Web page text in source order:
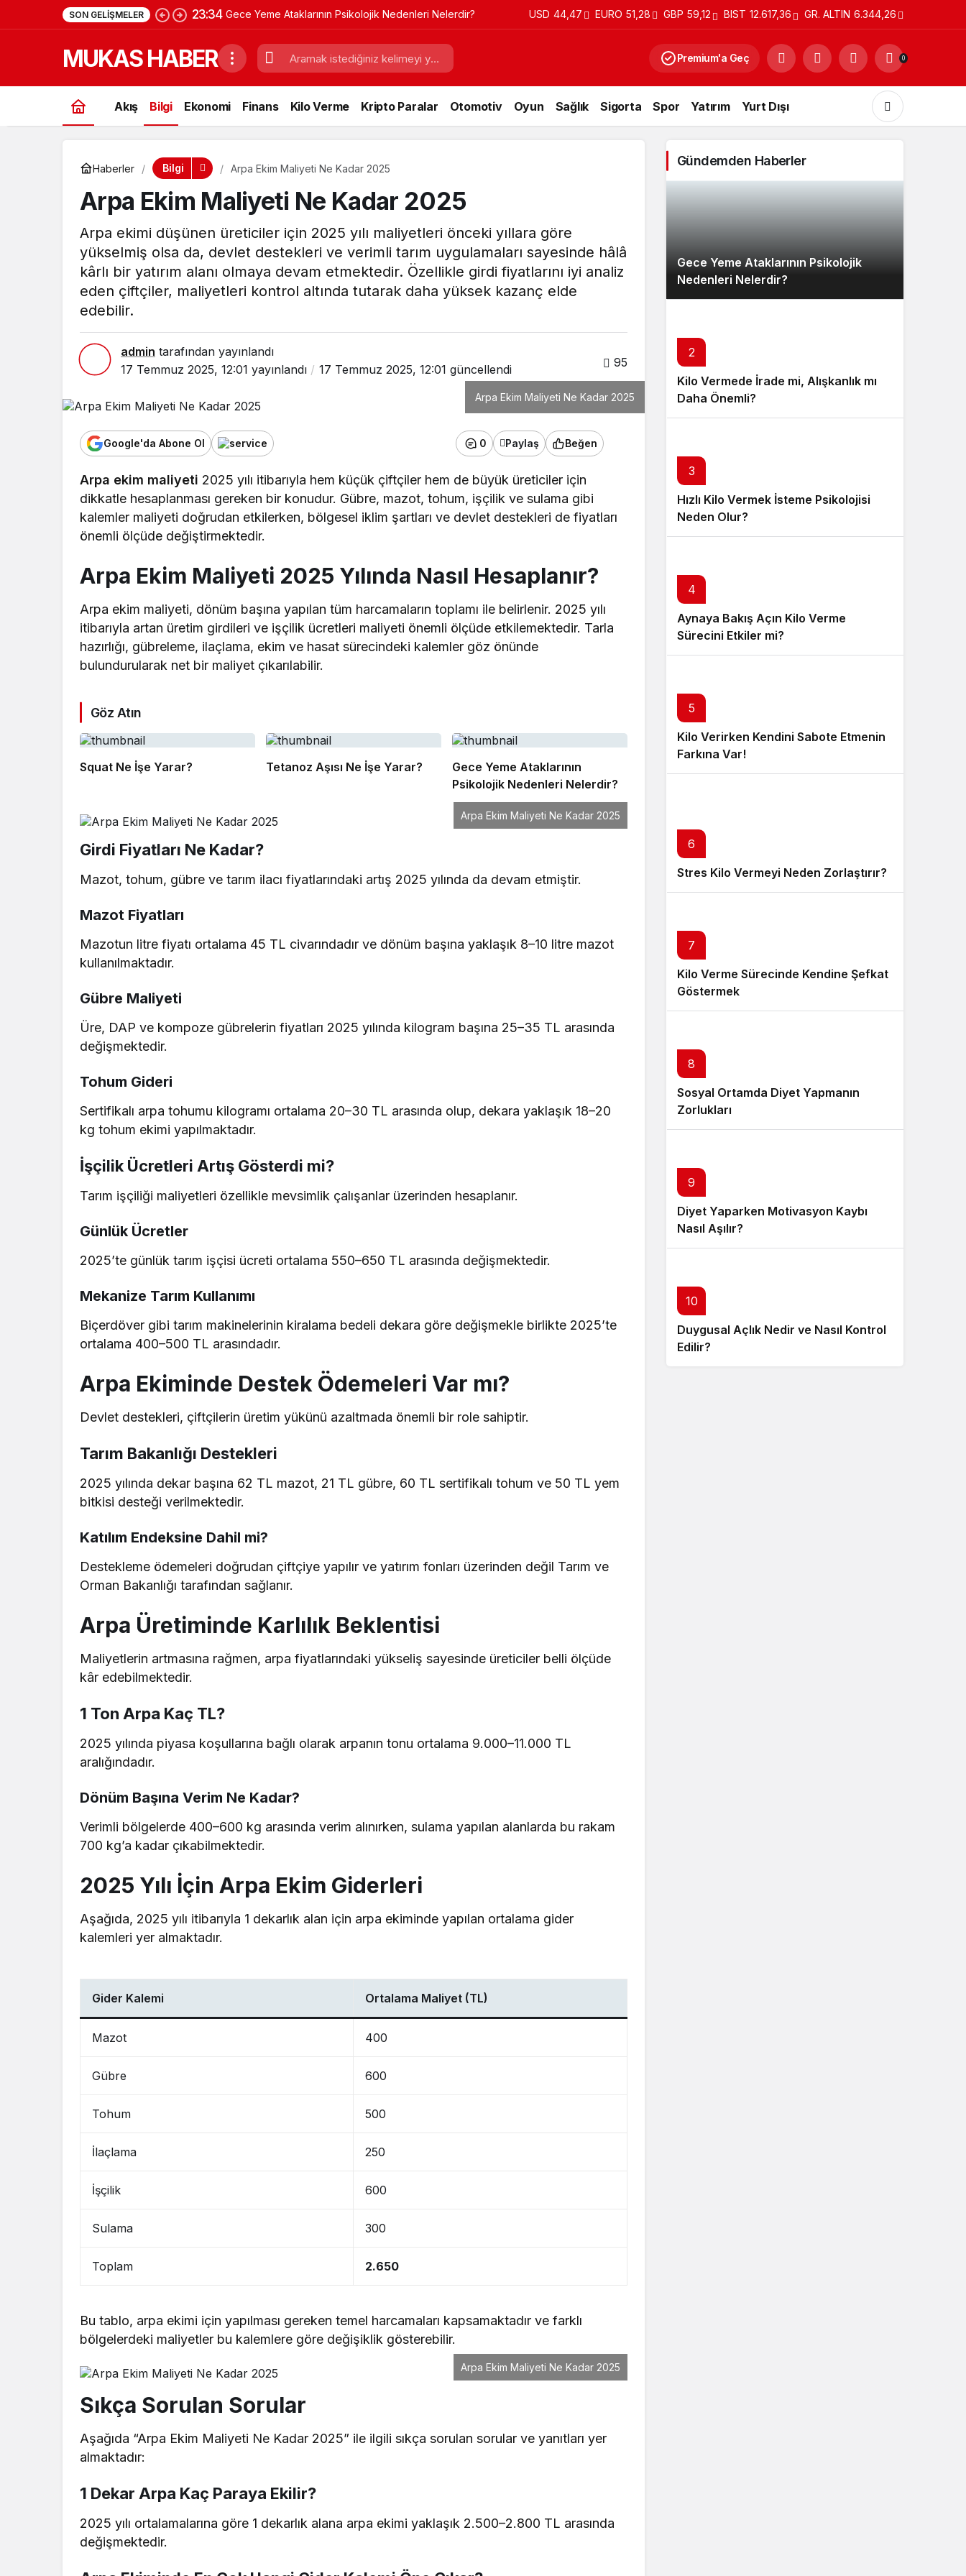
SON GELIŞMELER 23:34 Gece Yeme Ataklarının Psikolojik Nedenleri Nelerdir? USD 44,47 EURO 51,28 GBP 59,12 BIST 12.617,36 GR. ALTIN 6.344,26
MUKAS HABER Premium'a Geç 0
Akış Bilgi Ekonomi Finans Kilo Verme Kripto Paralar Otomotiv Oyun Sağlık Sigorta Spor Yatırım Yurt Dışı
Gece Modu
Haberler Bilgi Arpa Ekim Maliyeti Ne Kadar 2025
Arpa Ekim Maliyeti Ne Kadar 2025
Arpa ekimi düşünen üreticiler için 2025 yılı maliyetleri önceki yıllara göre
yükselmiş olsa da, devlet destekleri ve verimli tarım uygulamaları sayesinde hâlâ
kârlı bir yatırım alanı olmaya devam etmektedir. Özellikle girdi fiyatlarını iyi analiz
eden çiftçiler, maliyetleri kontrol altında tutarak daha yüksek kazanç elde
edebilir.
admin tarafından yayınlandı
17 Temmuz 2025, 12:01 yayınlandı 17 Temmuz 2025, 12:01 güncellendi 95
Arpa Ekim Maliyeti Ne Kadar 2025
Google'da Abone Ol 0 Paylaş Beğen
Arpa ekim maliyeti 2025 yılı itibarıyla hem küçük çiftçiler hem de büyük üreticiler için
dikkatle hesaplanması gereken bir konudur. Gübre, mazot, tohum, işçilik ve sulama gibi
kalemler maliyeti doğrudan etkilerken, bölgesel iklim şartları ve devlet destekleri de fiyatları
önemli ölçüde değiştirmektedir.
Arpa Ekim Maliyeti 2025 Yılında Nasıl Hesaplanır?
Arpa ekim maliyeti, dönüm başına yapılan tüm harcamaların toplamı ile belirlenir. 2025 yılı
itibarıyla artan üretim girdileri ve işçilik ücretleri maliyeti önemli ölçüde etkilemektedir. Tarla
hazırlığı, gübreleme, ilaçlama, ekim ve hasat sürecindeki kalemler göz önünde
bulundurularak net bir maliyet çıkarılabilir.
Göz Atın
Squat Ne İşe Yarar? Tetanoz Aşısı Ne İşe Yarar?
Gece Yeme Ataklarının
Psikolojik Nedenleri Nelerdir?
Arpa Ekim Maliyeti Ne Kadar 2025
Girdi Fiyatları Ne Kadar?
Mazot, tohum, gübre ve tarım ilacı fiyatlarındaki artış 2025 yılında da devam etmiştir.
Mazot Fiyatları
Mazotun litre fiyatı ortalama 45 TL civarındadır ve dönüm başına yaklaşık 8–10 litre mazot
kullanılmaktadır.
Gübre Maliyeti
Üre, DAP ve kompoze gübrelerin fiyatları 2025 yılında kilogram başına 25–35 TL arasında
değişmektedir.
Tohum Gideri
Sertifikalı arpa tohumu kilogramı ortalama 20–30 TL arasında olup, dekara yaklaşık 18–20
kg tohum ekimi yapılmaktadır.
İşçilik Ücretleri Artış Gösterdi mi?
Tarım işçiliği maliyetleri özellikle mevsimlik çalışanlar üzerinden hesaplanır.
Günlük Ücretler
2025’te günlük tarım işçisi ücreti ortalama 550–650 TL arasında değişmektedir.
Mekanize Tarım Kullanımı
Biçerdöver gibi tarım makinelerinin kiralama bedeli dekara göre değişmekle birlikte 2025’te
ortalama 400–500 TL arasındadır.
Arpa Ekiminde Destek Ödemeleri Var mı?
Devlet destekleri, çiftçilerin üretim yükünü azaltmada önemli bir role sahiptir.
Tarım Bakanlığı Destekleri
2025 yılında dekar başına 62 TL mazot, 21 TL gübre, 60 TL sertifikalı tohum ve 50 TL yem
bitkisi desteği verilmektedir.
Katılım Endeksine Dahil mi?
Destekleme ödemeleri doğrudan çiftçiye yapılır ve yatırım fonları üzerinden değil Tarım ve
Orman Bakanlığı tarafından sağlanır.
Arpa Üretiminde Karlılık Beklentisi
Maliyetlerin artmasına rağmen, arpa fiyatlarındaki yükseliş sayesinde üreticiler belli ölçüde
kâr edebilmektedir.
1 Ton Arpa Kaç TL?
2025 yılında piyasa koşullarına bağlı olarak arpanın tonu ortalama 9.000–11.000 TL
aralığındadır.
Dönüm Başına Verim Ne Kadar?
Verimli bölgelerde 400–600 kg arasında verim alınırken, sulama yapılan alanlarda bu rakam
700 kg’a kadar çıkabilmektedir.
2025 Yılı İçin Arpa Ekim Giderleri
Aşağıda, 2025 yılı itibarıyla 1 dekarlık alan için arpa ekiminde yapılan ortalama gider
kalemleri yer almaktadır.
Gider Kalemi Ortalama Maliyet (TL)
Mazot 400
Gübre 600
Tohum 500
İlaçlama 250
İşçilik 600
Sulama 300
Toplam 2.650
Bu tablo, arpa ekimi için yapılması gereken temel harcamaları kapsamaktadır ve farklı
bölgelerdeki maliyetler bu kalemlere göre değişiklik gösterebilir.
Arpa Ekim Maliyeti Ne Kadar 2025
Sıkça Sorulan Sorular
Aşağıda “Arpa Ekim Maliyeti Ne Kadar 2025” ile ilgili sıkça sorulan sorular ve yanıtları yer
almaktadır:
1 Dekar Arpa Kaç Paraya Ekilir?
2025 yılı ortalamalarına göre 1 dekarlık alana arpa ekimi yaklaşık 2.500–2.800 TL arasında
değişmektedir.
Gündemden Haberler
Gece Yeme Ataklarının Psikolojik
Nedenleri Nelerdir?
2
Kilo Vermede İrade mi, Alışkanlık mı
Daha Önemli?
3
Hızlı Kilo Vermek İsteme Psikolojisi
Neden Olur?
4
Aynaya Bakış Açın Kilo Verme
Sürecini Etkiler mi?
5
Kilo Verirken Kendini Sabote Etmenin
Farkına Var!
6
Stres Kilo Vermeyi Neden Zorlaştırır?
7
Kilo Verme Sürecinde Kendine Şefkat
Göstermek
8
Sosyal Ortamda Diyet Yapmanın
Zorlukları
9
Diyet Yaparken Motivasyon Kaybı
Nasıl Aşılır?
10
Duygusal Açlık Nedir ve Nasıl Kontrol
Edilir?